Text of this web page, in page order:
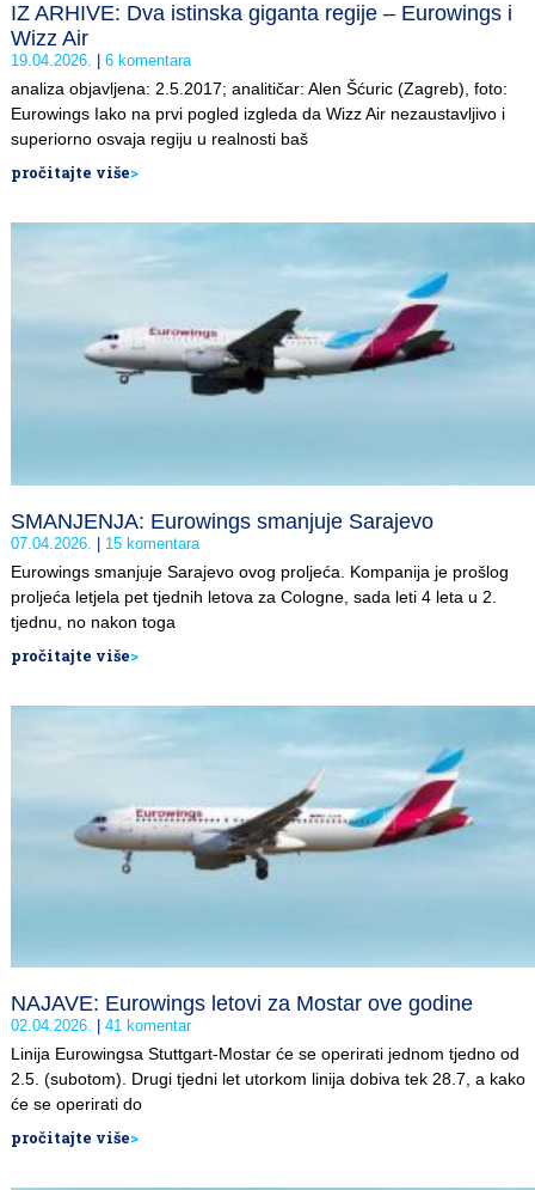
IZ ARHIVE: Dva istinska giganta regije – Eurowings i
Wizz Air
19.04.2026. 6 komentara
analiza objavljena: 2.5.2017; analitičar: Alen Šćuric (Zagreb), foto:
Eurowings Iako na prvi pogled izgleda da Wizz Air nezaustavljivo i
superiorno osvaja regiju u realnosti baš
pročitajte više>
SMANJENJA: Eurowings smanjuje Sarajevo
07.04.2026. 15 komentara
Eurowings smanjuje Sarajevo ovog proljeća. Kompanija je prošlog
proljeća letjela pet tjednih letova za Cologne, sada leti 4 leta u 2.
tjednu, no nakon toga
pročitajte više>
NAJAVE: Eurowings letovi za Mostar ove godine
02.04.2026. 41 komentar
Linija Eurowingsa Stuttgart-Mostar će se operirati jednom tjedno od
2.5. (subotom). Drugi tjedni let utorkom linija dobiva tek 28.7, a kako
će se operirati do
pročitajte više>